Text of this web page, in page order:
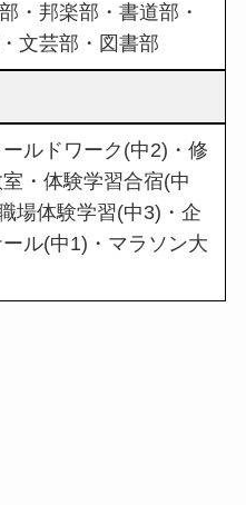
・邦楽部・書道部・
文芸部・図書部
ルドワーク(中2)・修
・体験学習合宿(中
場体験学習(中3)・企
ル(中1)・マラソン大